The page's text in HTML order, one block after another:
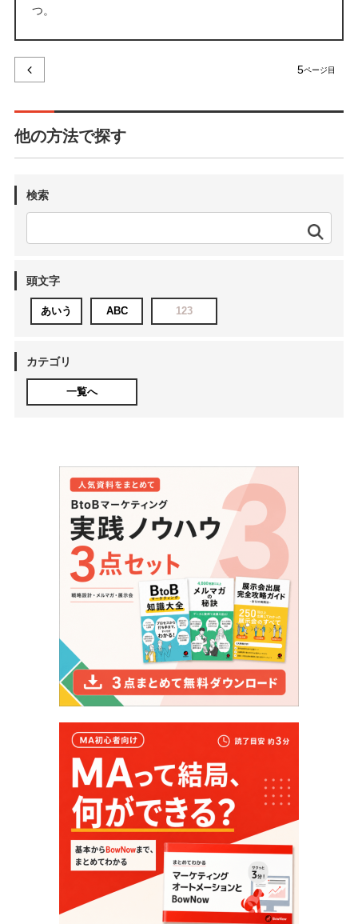
つ。
5
他の方法で探す
検索
頭文字
あいう ABC 123
カテゴリ
一覧へ